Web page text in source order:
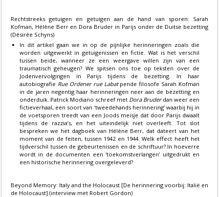
Rechtstreeks getuigen en getuigen aan de hand van sporen: Sarah
Kofman, Hélène Berr en Dora Bruder in Parijs onder de Duitse bezetting
(Désirée Schyns)
In dit artikel gaan we in op de pijnlijke herinneringen zoals die
worden uitgewerkt in getuigenissen en fictie. Wat is het verschil
tussen beide, wanneer ze een weergave willen zijn van een
traumatisch geheugen? We spitsen ons toe op teksten over de
Jodenvervolgingen in Parijs tijdens de bezetting. In haar
autobiografie Rue Ordener rue Labatpende filosofe Sarah Kofman
in de jaren negentig haar herinneringen neer aan de bezetting en
onderduik. Patrick Modiano schreef met Dora Bruderdan weer een
fictieverhaal, een soort van ‘tweedehands herinnering’ waarbij hij in
de voetsporen treedt van een Joods meisje dat door Parijs dwaalt
tijdens de razzia’s, en het uiteindelijk niet overleeft. Tot slot
bespreken we het dagboek van Hélène Berr, dat dateert van het
moment van de feiten, tussen 1942 en 1944. Welk effect heeft het
tijdverschil tussen de gebeurtenissen en de schriftuur? In hoeverre
wordt in de documenten een ‘toekomstverlangen’ uitgedrukt en
een historische herinnering overgeleverd?
Beyond Memory: Italy and the Holocaust [De herinnering voorbij: Italië en
de Holocaust] (interview met Robert Gordon)